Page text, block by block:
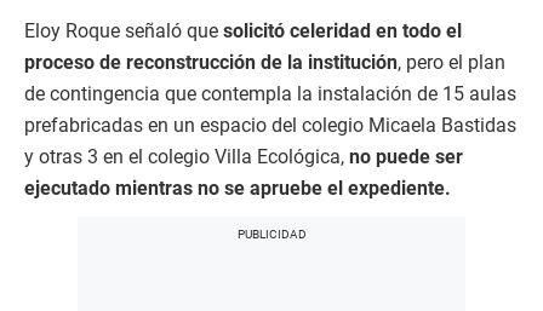
Eloy Roque señaló que solicitó celeridad en todo el
proceso de reconstrucción de la institución, pero el plan
de contingencia que contempla la instalación de 15 aulas
prefabricadas en un espacio del colegio Micaela Bastidas
y otras 3 en el colegio Villa Ecológica, no puede ser
ejecutado mientras no se apruebe el expediente.